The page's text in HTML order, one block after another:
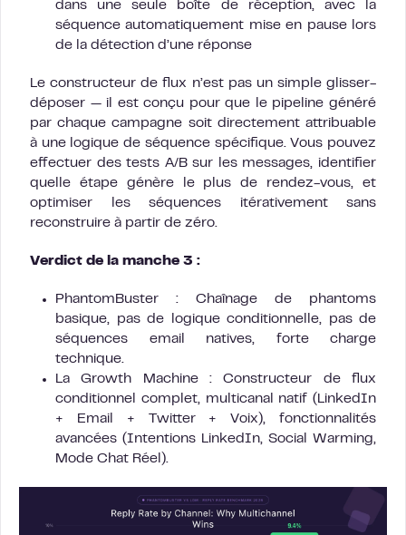
dans une seule boîte de réception, avec la
séquence automatiquement mise en pause lors
de la détection d’une réponse
Le constructeur de flux n’est pas un simple glisser-
déposer — il est conçu pour que le pipeline généré
par chaque campagne soit directement attribuable
à une logique de séquence spécifique. Vous pouvez
effectuer des tests A/B sur les messages, identifier
quelle étape génère le plus de rendez-vous, et
optimiser les séquences itérativement sans
reconstruire à partir de zéro.
Verdict de la manche 3 :
PhantomBuster : Chaînage de phantoms
basique, pas de logique conditionnelle, pas de
séquences email natives, forte charge
technique.
La Growth Machine : Constructeur de flux
conditionnel complet, multicanal natif (LinkedIn
+ Email + Twitter + Voix), fonctionnalités
avancées (Intentions LinkedIn, Social Warming,
Mode Chat Réel).